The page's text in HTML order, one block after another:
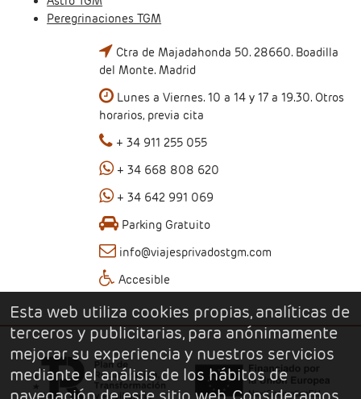
Peregrinaciones TGM
Ctra de Majadahonda 50. 28660. Boadilla
del Monte. Madrid
Lunes a Viernes. 10 a 14 y 17 a 19.30. Otros
horarios, previa cita
+ 34 911 255 055
+ 34 668 808 620
+ 34 642 991 069
Parking Gratuito
info@viajesprivadostgm.com
Accesible
Esta web utiliza cookies propias, analíticas de
terceros y publicitarias, para anónimamente
mejorar su experiencia y nuestros servicios
mediante el análisis de los hábitos de